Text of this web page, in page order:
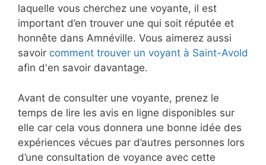
laquelle vous cherchez une voyante, il est
important d’en trouver une qui soit réputée et
honnête dans Amnéville. Vous aimerez aussi
savoir comment trouver un voyant à Saint-Avold
afin d'en savoir davantage.
Avant de consulter une voyante, prenez le
temps de lire les avis en ligne disponibles sur
elle car cela vous donnera une bonne idée des
expériences vécues par d’autres personnes lors
d’une consultation de voyance avec cette